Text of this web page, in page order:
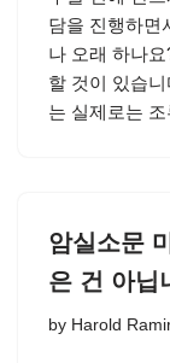
담을 진행하면
나 오래 하나
할 것이 있습
는 실제로는
암실소문
은 건 아닙
by Harold